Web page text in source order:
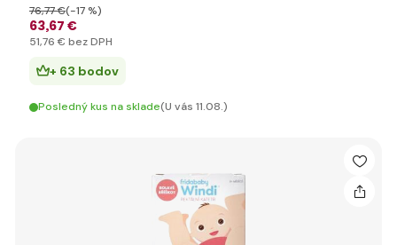
63,67 €
76,77 €(-17 %)
51,76 € bez DPH
+ 63 bodov
Posledný kus na sklade(U vás 11.08.)